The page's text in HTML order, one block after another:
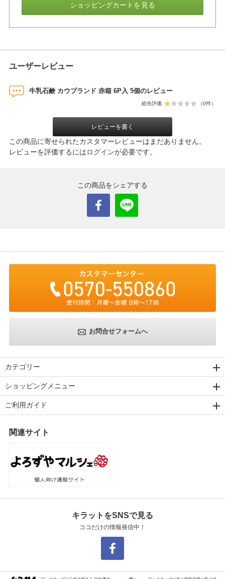
ショッピングカートを見る
ユーザーレビュー
牛乳石鹸 カウブランド 赤箱 6P入 5個のレビュー
総合評価: （0件）
レビューを書く
この商品に寄せられたカスタマーレビューはまだありません。
レビューを評価するにはログインが必要です。
この商品をシェアする
お問合せフォームへ
カテゴリー
ショッピングメニュー
ご利用ガイド
関連サイト
キラットをSNSで見る
ココだけの情報発信中！